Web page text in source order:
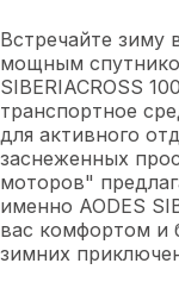
Встречайте
мощным
SIBERIACROSS
транспортное
для активного
заснеженных
моторов"
именно AODES
вас комфортом и
зимних